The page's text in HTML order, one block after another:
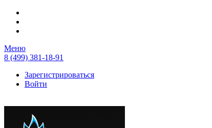
Перейти к основному содержанию
Меню
8 (499) 381-18-91
Зарегистрироваться
Войти